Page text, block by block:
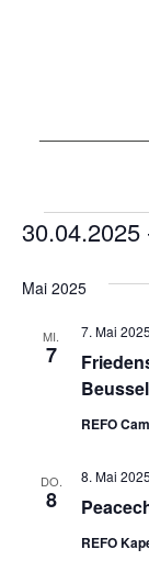
30.04.2025
wählen.
Mai 2025
MI.
7
7. Mai
REFO
DO.
8
8. Mai
REFO